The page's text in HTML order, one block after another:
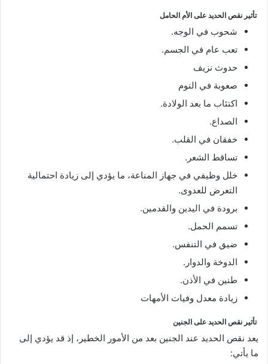
تأثير نقص الحديد على الأم الحامل
شحوب في الوجه.
تعب عام في الجسم.
حدوث نزيف
صعوبة في النوم
اكتئاب ما بعد الولادة.
الصداع.
خفقان في القلب.
تساقط الشعر.
خلل وظيفي في جهاز المناعة، ما يؤدي إلى زيادة احتمالية
التعرض للعدوى.
برودة في اليدين والقدمين.
تسمم الحمل.
ضيق في التنفس.
الدوخة والدوار.
طنين في الأذن.
زيادة معدل وفيات الأمهات
تأثير نقص الحديد على الجنين
يعد نقص الحديد عند الجنين بعد من الأمور الخطير، إذ قد يؤدي إلى
ما يأتي: